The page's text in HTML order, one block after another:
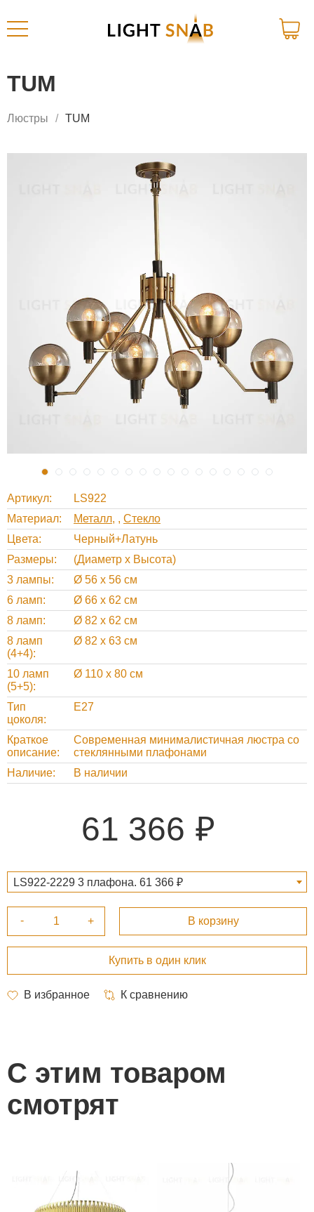
TUM
Люстры TUM
Артикул
LS922
Материал
Металл , Стекло
Цвета
Черный+Латунь
Размеры
(Диаметр х Высота)
3 лампы
Ø 56 х 56 см
6 ламп
Ø 66 х 62 см
8 ламп
Ø 82 х 62 см
8 ламп
(4+4)
Ø 82 х 63 см
10 ламп
(5+5)
Ø 110 х 80 см
Тип
цоколя
Е27
Краткое
описание
Современная минималистичная люстра со
стеклянными плафонами
Наличие
В наличии
61 366
LS922-2229 3 плафона. 61 366 ₽
С этим товаром
смотрят